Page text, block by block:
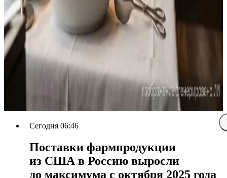
Сегодня 06:46
Поставки фармпродукции
из США в Россию выросли
до максимума с октября 2025 года